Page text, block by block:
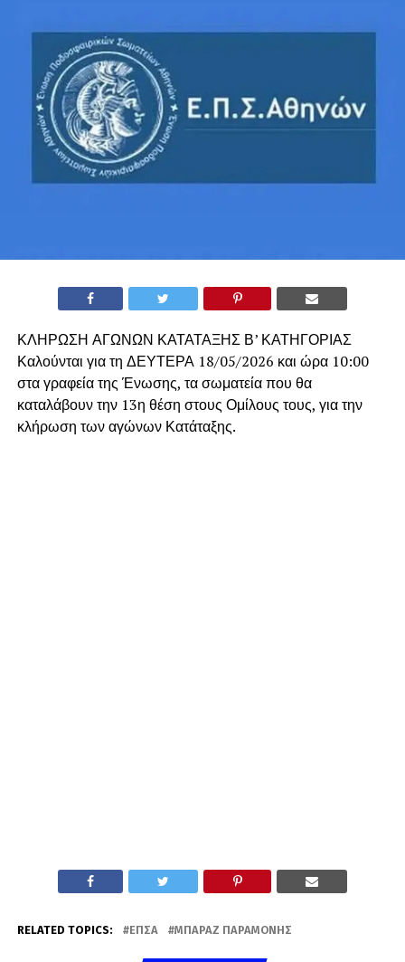
ΚΛΗΡΩΣΗ ΑΓΩΝΩΝ ΚΑΤΑΤΑΞΗΣ Β’ ΚΑΤΗΓΟΡΙΑΣ
Καλούνται για τη ΔΕΥΤΕΡΑ 18/05/2026 και ώρα 10:00
στα γραφεία της Ένωσης, τα σωματεία που θα
καταλάβουν την 13η θέση στους Ομίλους τους, για την
κλήρωση των αγώνων Κατάταξης.
RELATED TOPICS: ΕΠΣΑ ΜΠΑΡΑΖ ΠΑΡΑΜΟΝΉΣ